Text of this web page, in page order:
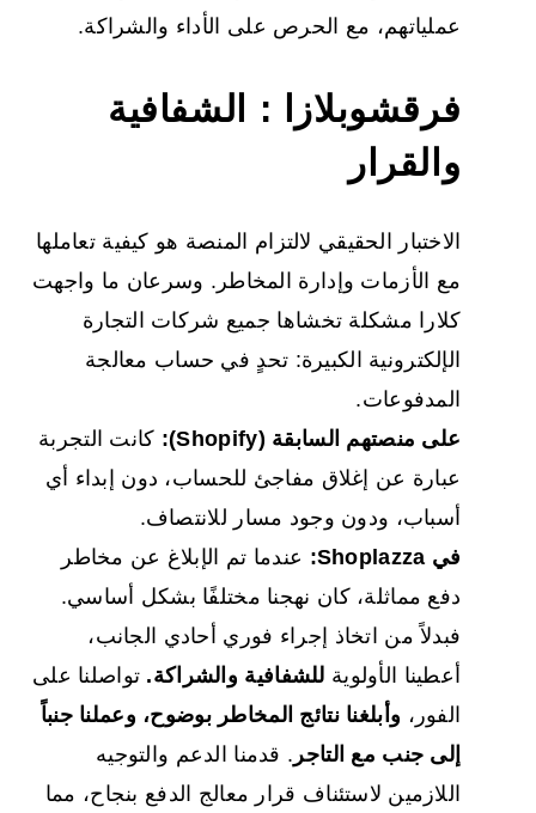
عملياتهم، مع الحرص على الأداء والشراكة.
فرقشوبلازا : الشفافية
والقرار
الاختبار الحقيقي لالتزام المنصة هو كيفية تعاملها
مع الأزمات وإدارة المخاطر. وسرعان ما واجهت
كلارا مشكلة تخشاها جميع شركات التجارة
الإلكترونية الكبيرة: تحدٍ في حساب معالجة
المدفوعات.
على منصتهم السابقة (Shopify):
كانت التجربة
عبارة عن إغلاق مفاجئ للحساب، دون إبداء أي
أسباب، ودون وجود مسار للانتصاف.
في Shoplazza:
عندما تم الإبلاغ عن مخاطر
دفع مماثلة، كان نهجنا مختلفًا بشكل أساسي.
فبدلاً من اتخاذ إجراء فوري أحادي الجانب،
أعطينا الأولوية للشفافية والشراكة. تواصلنا على
الفور، وأبلغنا نتائج المخاطر بوضوح، وعملنا جنباً
إلى جنب مع التاجر . قدمنا الدعم والتوجيه
اللازمين لاستئناف قرار معالج الدفع بنجاح، مما